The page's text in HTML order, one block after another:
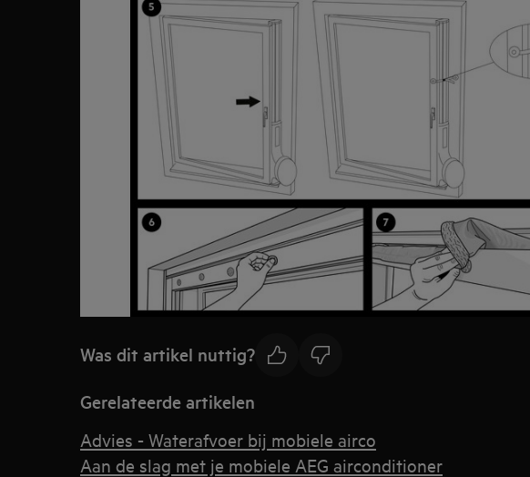
Was dit artikel nuttig?
Gerelateerde artikelen
Advies - Waterafvoer bij mobiele airco
Aan de slag met je mobiele AEG airconditioner